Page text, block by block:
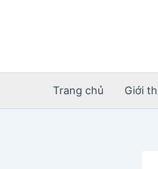
Trang chủ Giới